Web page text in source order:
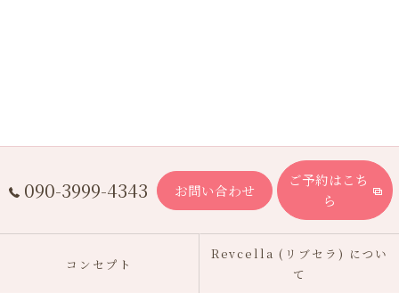
090-3999-4343 お問い合わせ
ご予約はこち
ら
コンセプト
Revcella (リブセラ) につい
て